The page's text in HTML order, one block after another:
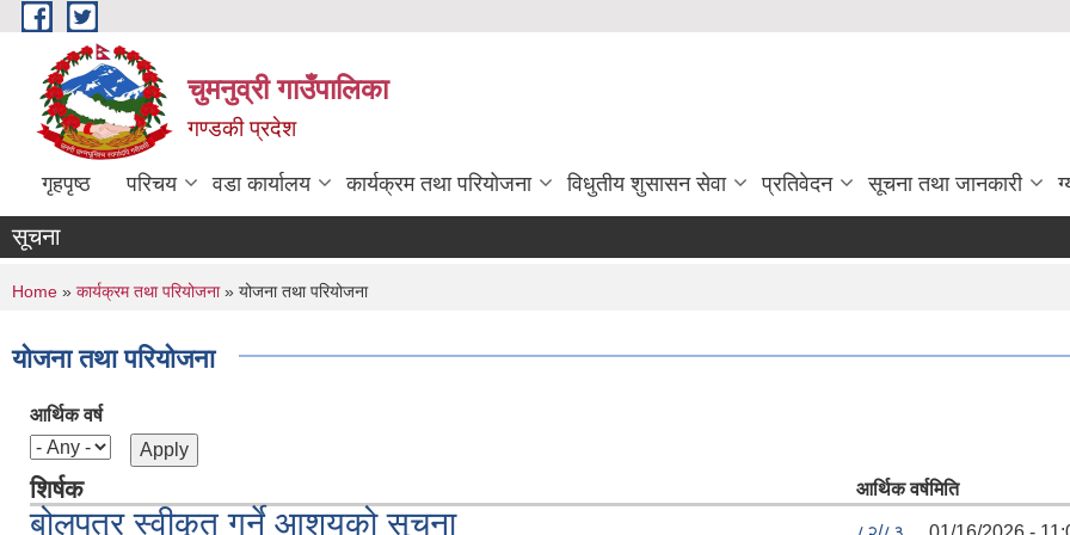
Skip to main content
चुमनुव्री गाउँपालिका
गण्डकी प्रदेश
गृहपृष्ठ परिचय वडा कार्यालय कार्यक्रम तथा परियोजना विधुतीय शुसासन सेवा प्रतिवेदन सूचना तथा जानकारी
सूचना
You are here
Home » कार्यक्रम तथा परियोजना» योजना तथा परियोजना
योजना तथा परियोजना
आर्थिक वर्ष
शिर्षक आर्थिक वर्षमिति
बोलपत्र स्वीकृत गर्ने आशयको सूचना